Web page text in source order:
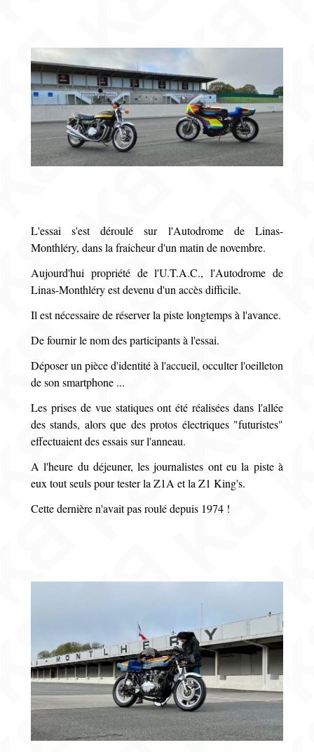
L'essai s'est déroulé sur l'Autodrome de Linas-
Monthléry, dans la fraicheur d'un matin de novembre.
Aujourd'hui propriété de l'U.T.A.C., l'Autodrome de
Linas-Monthléry est devenu d'un accès difficile.
Il est nécessaire de réserver la piste longtemps à l'avance.
De fournir le nom des participants à l'essai.
Déposer un pièce d'identité à l'accueil, occulter l'oeilleton
de son smartphone ...
Les prises de vue statiques ont été réalisées dans l'allée
des stands, alors que des protos électriques "futuristes"
effectuaient des essais sur l'anneau.
A l'heure du déjeuner, les journalistes ont eu la piste à
eux tout seuls pour tester la Z1A et la Z1 King's.
Cette dernière n'avait pas roulé depuis 1974 !